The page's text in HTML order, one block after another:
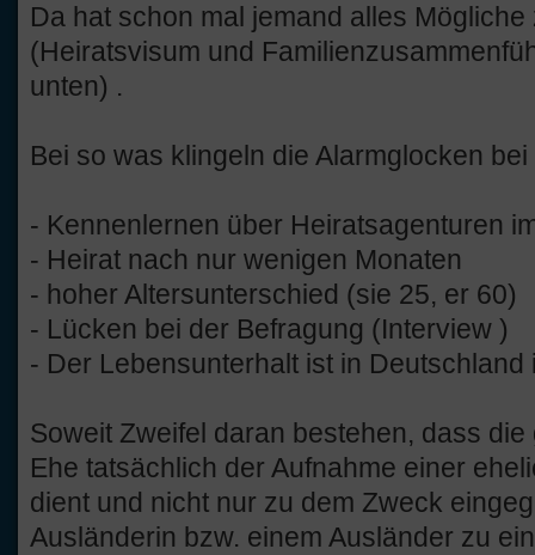
Da hat schon mal jemand alles
(Heiratsvisum und
unten) .
Bei so was klingeln die Alarmglocken
- Kennenlernen über Heiratsagenturen
- Heirat nach nur wenigen Monaten
- hoher Altersunterschied (sie 25, er 60)
- Lücken bei der Befragung (Interview )
- Der Lebensunterhalt ist in Deutschland
Soweit Zweifel daran bestehen, dass
Ehe tatsächlich der Aufnahme einer
dient und nicht nur zu dem Zweck
Ausländerin bzw. einem Ausländer zu